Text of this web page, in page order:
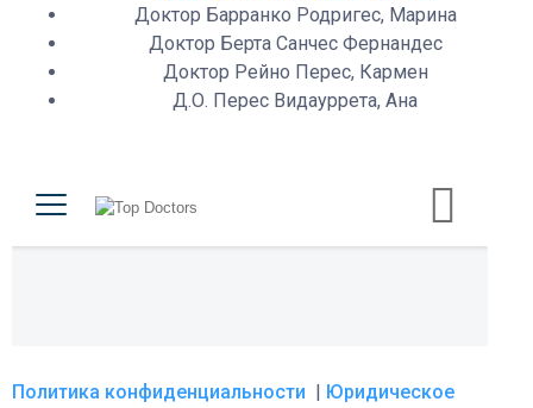
Доктор Барранко Родригес, Марина
Доктор Берта Санчес Фернандес
Доктор Рейно Перес, Кармен
Д.О. Перес Видауррета, Ана
Политика конфиденциальности | Юридическое